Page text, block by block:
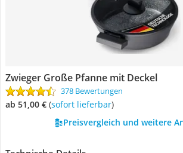
Zwieger Große Pfanne mit Deckel
378 Bewertungen
ab 51,00 € ( Sofort lieferbar)
Preisvergleich und weitere